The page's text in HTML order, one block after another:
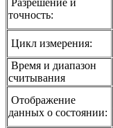
Разрешение и
точность:
Цикл измерения:
Время и диапазон
считывания
Отображение
данных о состоянии: